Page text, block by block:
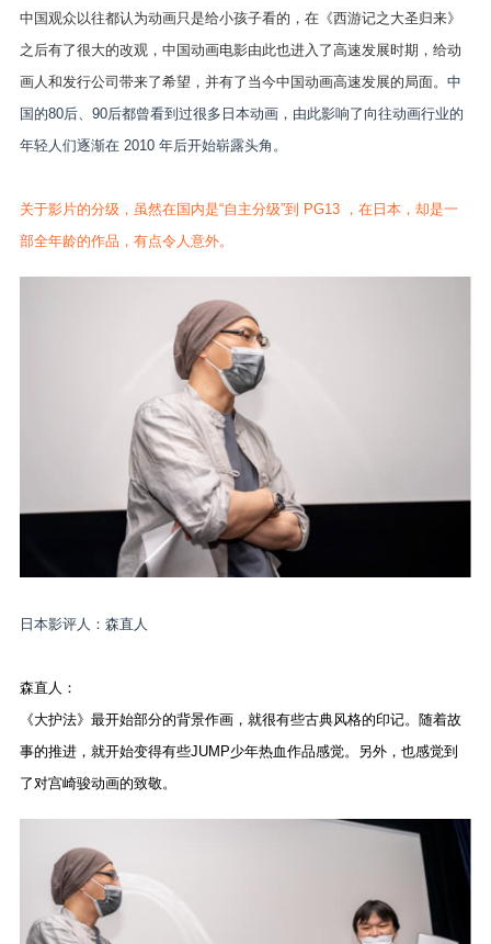
中国观众以往都认为动画只是给小孩子看的，在《西游记之大圣归来》
之后有了很大的改观，中国动画电影由此也进入了高速发展时期，给动
画人和发行公司带来了希望，并有了当今中国动画高速发展的局面。 中
国的80后、90后都曾看到过很多日本动画，由此影响了向往动画行业的
年轻人们逐渐在 2010 年后开始崭露头角。
关于影片的分级，虽然在国内是“自主分级”到 PG13 ，在日本，却是一
部全年龄的作品，有点令人意外。
日本影评人：森直人
森直人：
《大护法》最开始部分的背景作画，就很有些古典风格的印记。随着故
事的推进，就开始变得有些JUMP少年热血作品感觉。另外，也感觉到
了对宫崎骏动画的致敬。